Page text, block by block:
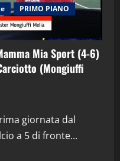
PRIMO PIANO
Mia Sport (4-6)
(Mongiuffi
giornata dal
a 5 di fronte...
Podcast: 29^ Puntata
2026)